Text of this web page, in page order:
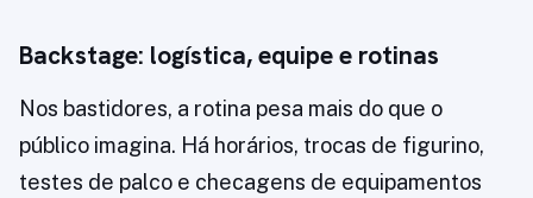
Backstage: logística, equipe e rotinas
Nos bastidores, a rotina pesa mais do que o
público imagina. Há horários, trocas de figurino,
testes de palco e checagens de equipamentos